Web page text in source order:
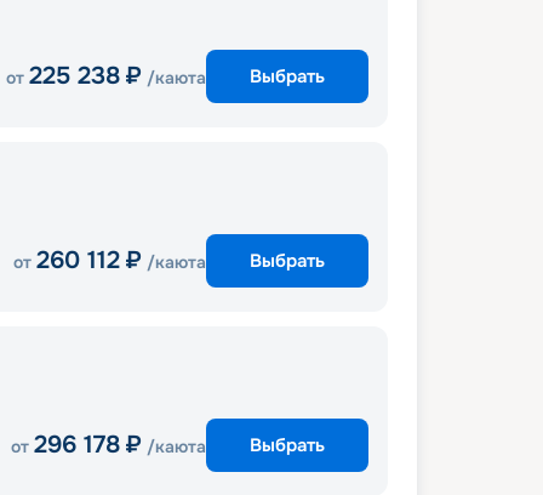
от 225 238 ₽ /каюта Выбрать
от 260 112 ₽ /каюта Выбрать
от 296 178 ₽ /каюта Выбрать